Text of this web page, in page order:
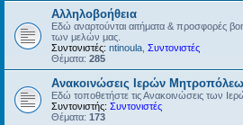
Αλληλοβοήθεια
Εδώ αναρτούνται αιτήματα & προσφορές
των μελών μας.
Συντονιστές: ntinoula Συντονιστές
Θέματα: 285
Ανακοινώσεις Ιερών
Εδώ τοποθετήστε τις Ανακοινώσεις των
Συντονιστής: Συντονιστές
Θέματα: 173